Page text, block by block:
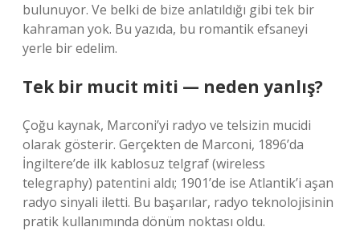
bulunuyor. Ve belki de bize anlatıldığı gibi tek bir
kahraman yok. Bu yazıda, bu romantik efsaneyi
yerle bir edelim.
Tek bir mucit miti — neden yanlış?
Çoğu kaynak, Marconi’yi radyo ve telsizin mucidi
olarak gösterir. Gerçekten de Marconi, 1896’da
İngiltere’de ilk kablosuz telgraf (wireless
telegraphy) patentini aldı; 1901’de ise Atlantik’i aşan
radyo sinyali iletti. Bu başarılar, radyo teknolojisinin
pratik kullanımında dönüm noktası oldu.